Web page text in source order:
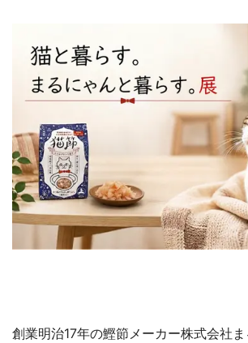
創業明治17年の鰹節メーカー株式会社